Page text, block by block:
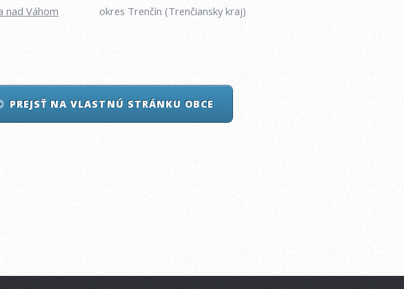
nad Váhom
okres Trenčín (Trenčiansky kraj)
PREJSŤ NA VLASTNÚ STRÁNKU OBCE